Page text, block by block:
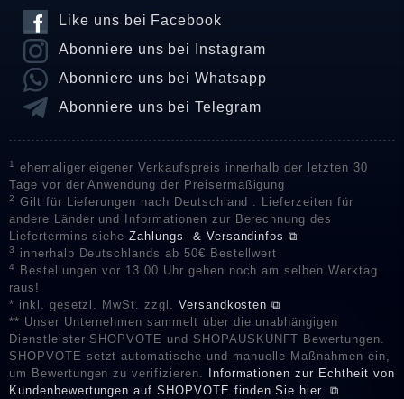
Like uns bei Facebook
Abonniere uns bei Instagram
Abonniere uns bei Whatsapp
Abonniere uns bei Telegram
1
ehemaliger eigener Verkaufspreis innerhalb der letzten 30
Tage vor der Anwendung der Preisermäßigung
2
Gilt für Lieferungen nach Deutschland . Lieferzeiten für
andere Länder und Informationen zur Berechnung des
Liefertermins sieheZahlungs- & Versandinfos ⧉
3 innerhalb Deutschlands ab 50€ Bestellwert
4
Bestellungen vor 13.00 Uhr gehen noch am selben Werktag
raus!
* inkl. gesetzl. MwSt. zzgl. Versandkosten ⧉
** Unser Unternehmen sammelt über die unabhängigen
Dienstleister SHOPVOTE und SHOPAUSKUNFT Bewertungen.
SHOPVOTE setzt automatische und manuelle Maßnahmen ein,
um Bewertungen zu verifizieren. Informationen zur Echtheit von
Kundenbewertungen auf SHOPVOTE finden Sie hier. ⧉